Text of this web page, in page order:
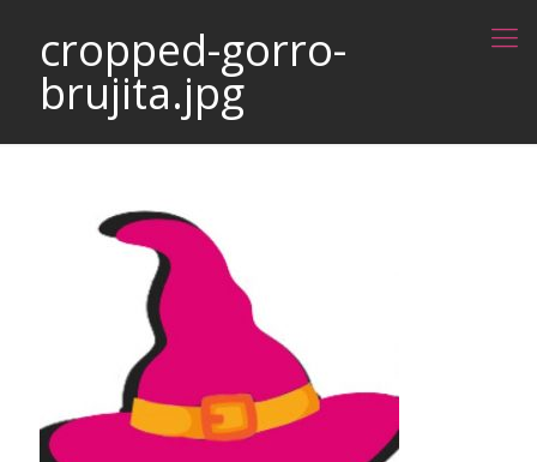
cropped-gorro-
brujita.jpg